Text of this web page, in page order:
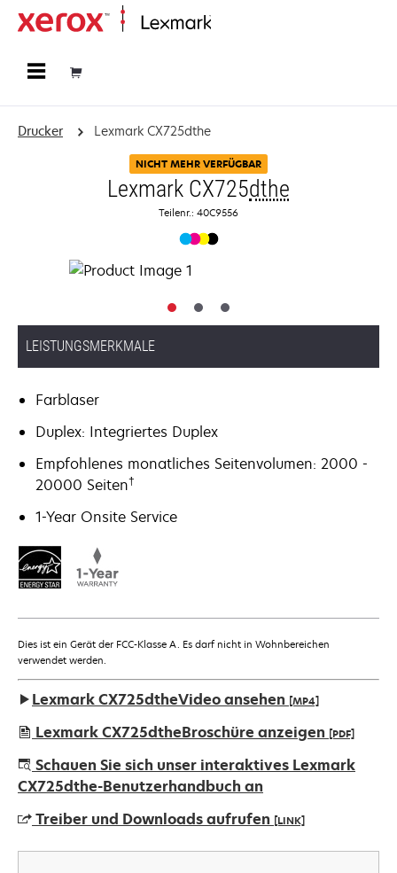
Drucker Lexmark CX725dthe
NICHT MEHR VERFÜGBAR
Lexmark CX725dthe
Teilenr.: 40C9556
LEISTUNGSMERKMALE
Farblaser
Duplex: Integriertes Duplex
Empfohlenes monatliches Seitenvolumen: 2000 -
20000 Seiten†
1-Year Onsite Service
Dies ist ein Gerät der FCC-Klasse A. Es darf nicht in Wohnbereichen
verwendet werden.
Lexmark CX725dtheVideo ansehen [MP4]
Lexmark CX725dtheBroschüre anzeigen [PDF]
wird
in
neuen
Registerkarte
Schauen Sie sich unser interaktives Lexmark
CX725dthe-Benutzerhandbuch an
Treiber und Downloads aufrufen [LINK]
wird